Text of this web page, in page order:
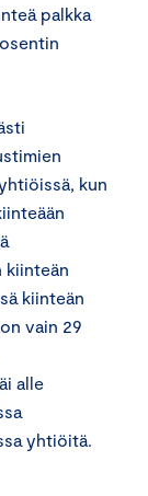
palkka
kun
kiinteän
kiinteän
vain 29
alle
yhtiöitä.